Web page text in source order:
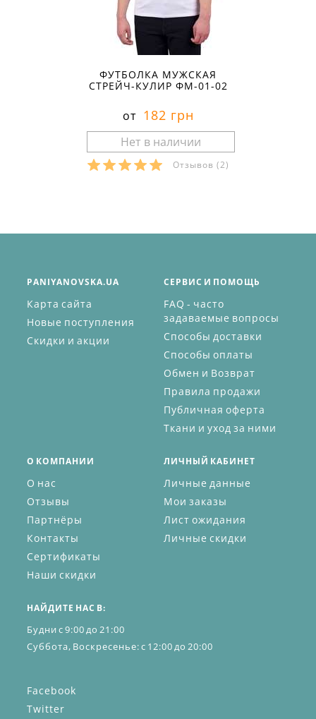
ФУТБОЛКА МУЖСКАЯ
СТРЕЙЧ-КУЛИР ФМ-01-02
от 182 грн
Отзывов (2)
PANIYANOVSKA.UA
Карта сайта
Новые поступления
Скидки и акции
СЕРВИС И ПОМОЩЬ
FAQ - часто
задаваемые вопросы
Способы доставки
Способы оплаты
Обмен и Возврат
Правила продажи
Публичная оферта
Ткани и уход за ними
О КОМПАНИИ
О нас
Отзывы
Партнёры
Контакты
Сертификаты
Наши скидки
ЛИЧНЫЙ КАБИНЕТ
Личные данные
Мои заказы
Лист ожидания
Личные скидки
НАЙДИТЕ НАС В:
Будни с 9:00 до 21:00
Суббота, Воскресенье: с 12:00 до 20:00
Facebook
Twitter